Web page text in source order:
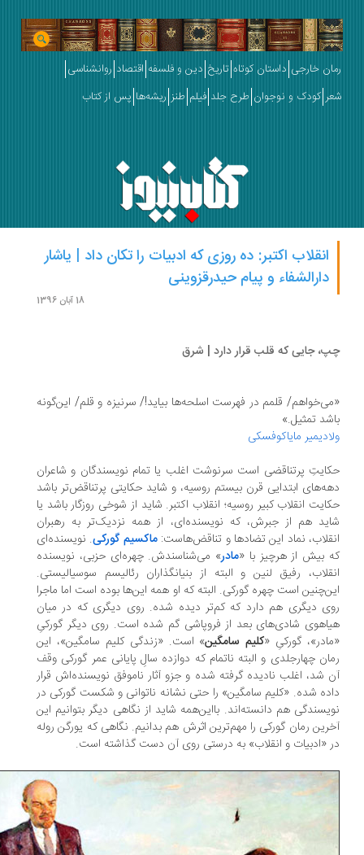
خارجی داستان کوتاه تاریخ دین و فلسفه اقتصاد روانشناسی
کودک و نوجوان طرح جلد فیلم طنز ریشه‌ها پس از کتاب
انقلاب اکتبر: ده روزی که ادبیات را تکان داد | یاشار
دارالشفاء و پیام حیدرقزوینی
جایی که قلب قرار دارد | شرق
قلمم در فهرست اسلحه‌ها بیاید!/ سرنیزه و قلم/ این‌گونه
تمثیل.»
مایاکوفسکی
پرتناقضی است سرنوشت اغلب یا تمام نویسندگان و شاعران
ابتدایی قرن بیستم روسیه، و شاید حکایتی پرتناقض‌تر باشد
انقلاب کبیر روسیه؛ انقلاب اکتبر. شاید از شوخی روزگار باشد یا
هم از جبرش، که نویسنده‌ای، از همه نزدیک‌تر به رهبران
نماد این تضادها و تناقض‌هاست:ماکسیم گورکی. نویسنده‌ای
بیش از هرچیز با «مادر» می‌شناسندش. چهره‌ای حزبی، نویسنده
رفیق لنین و البته از بنیانگذاران رئالیسم سوسیالیستی.
است چهره گورکی. البته که او همه این‌ها بوده است اما ماجرا
دیگری هم دارد که کم‌تر دیده‌ شده. روی دیگری که در میان
شادی‌های بعد از فروپاشی گم شده است. روی دیگر گورکیِ
گورکیِ «کلیم سامگین» است. «زندگی کلیم سامگین»، این
چهارجلدی و البته ناتمام که دوازده سالِ پایانی عمر گورکی وقف
شد، اغلب نادیده گرفته شده و جزو آثار ناموفق نویسنده‌اش قرار
شده. «کلیم سامگین» را حتی نشانه ناتوانی و شکست گورکی در
هم دانسته‌اند. با‌این‌همه شاید از نگاهی دیگر بتوانیم این
رمان گورکی را مهم‌ترین اثرش هم بدانیم. نگاهی که یورگن روله
«ادبیات و انقلاب» به درستی روی آن دست گذاشته است.